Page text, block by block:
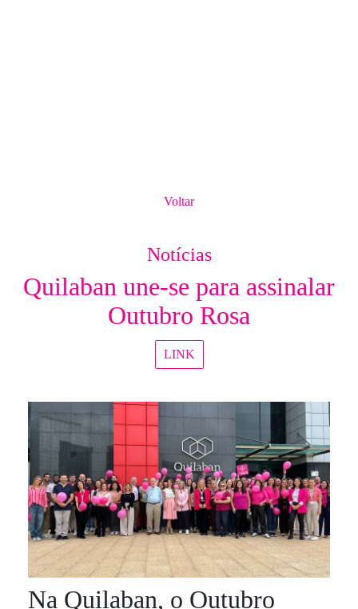
Voltar
Notícias
Quilaban une-se para assinalar
Outubro Rosa
LINK
Na Quilaban, o Outubro